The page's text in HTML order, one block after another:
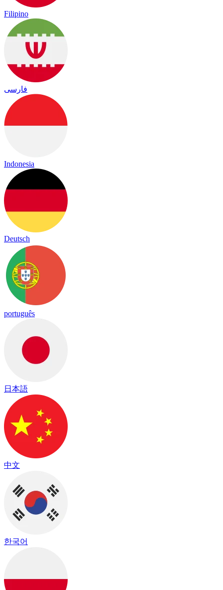
Filipino
فارسی
Indonesia
Deutsch
português
日本語
中文
한국어